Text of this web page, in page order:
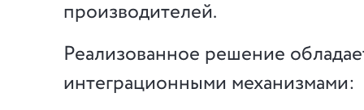
производителей.
Реализованное решение
интеграционными механизмами: